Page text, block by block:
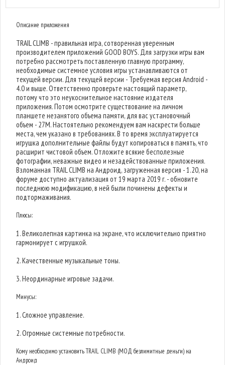
Описание приложения
TRAIL CLIMB - правильная игра, сотворенная уверенным
производителем приложений GOOD BOYS. Для загрузки игры вам
потребно рассмотреть поставленную главную программу,
необходимые системное условия игры устанавливаются от
текущей версии. Для текущей версии - Требуемая версия Android -
4.0 и выше. Ответственно проверьте настоящий параметр,
потому что это неукоснительное настояние издателя
приложения. Потом осмотрите существование на личном
планшете незанятого объема памяти, для вас установочный
объем - 27M. Настоятельно рекомендуем вам наскрести больше
места, чем указано в требованиях. В то время эксплуатируется
игрушка дополнительные файлы будут копироваться в память, что
расширит чистовой объем. Отложите всякие бесполезные
фотографии, неважные видео и незадействованные приложения.
Взломанная TRAIL CLIMB на Андроид, загруженная версия - 1.20, на
форуме доступно актуализация от 19 марта 2019 г. - обновите
последнюю модификацию, в ней были починены дефекты и
подтормаживания.
Плюсы:
1. Великолепная картинка на экране, что исключительно приятно
гармонирует с игрушкой.
2. Качественные музыкальные тоны.
3. Неординарные игровые задачи.
Минусы:
1. Сложное управление.
2. Огромные системные потребности.
Кому необходимо установить TRAIL CLIMB (МОД безлимитные деньги) на
Андроид